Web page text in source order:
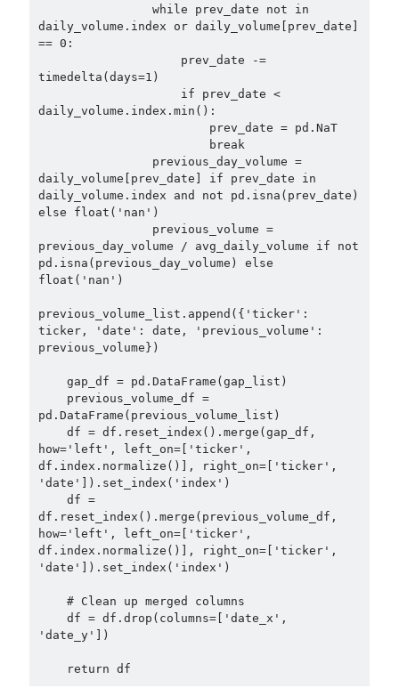
daily_volume.index or daily_volume[prev_date]
== 0:
timedelta(days=1)
daily_volume.index.min():
daily_volume[prev_date] if prev_date in
daily_volume.index and not pd.isna(prev_date)
else float('nan')
previous_day_volume / avg_daily_volume if not
pd.isna(previous_day_volume) else
float('nan')
previous_volume_list.append({'ticker':
ticker, 'date': date, 'previous_volume':
previous_volume})
pd.DataFrame(previous_volume_list)
how='left', left_on=['ticker',
df.index.normalize()], right_on=['ticker',
'date']).set_index('index')
df.reset_index().merge(previous_volume_df,
how='left', left_on=['ticker',
df.index.normalize()], right_on=['ticker',
'date']).set_index('index')
'date_y'])
    return df